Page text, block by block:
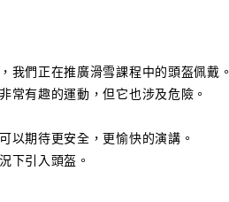
我們正在推廣滑雪課程中的頭盔佩戴。
常有趣的運動，但它也涉及危險。
以期待更安全，更愉快的演講。
下引入頭盔。